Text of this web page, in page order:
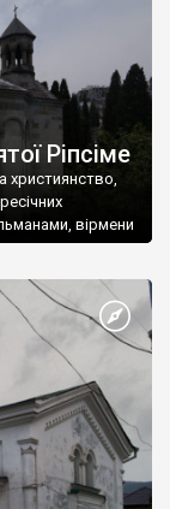
Ріпсіме
християнство,
вірмени